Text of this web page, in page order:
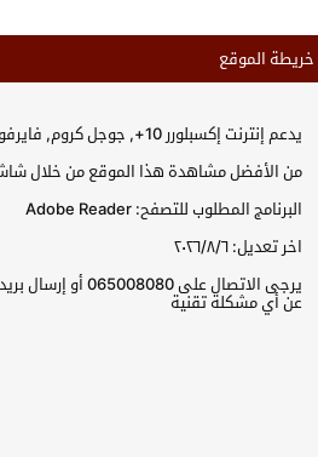
خريطة الموقع
يدعم إنترنت إكسبلورر 10+, جوجل كروم, فايرفوكس, سفاري
من الأفضل مشاهدة هذا الموقع من خلال شاشة 768 ×
البرنامج المطلوب للتصفح: Adobe Reader
اخر تعديل: ٢٠٢٦/٨/٦
عن أي مشكلة تقنية